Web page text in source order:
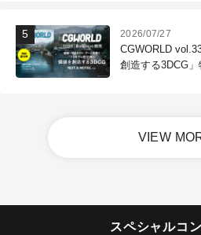
2026/07/27
CGWORLD
創造する3DCG」
VIEW
スペシャルコ